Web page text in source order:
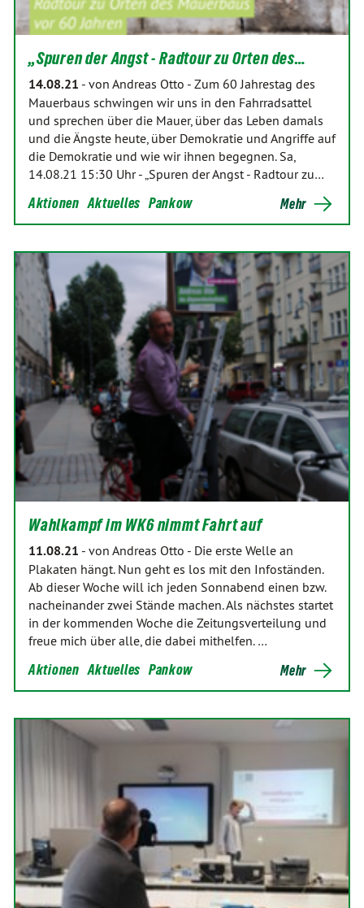
„Spuren der Angst - Radtour zu Orten des…
14.08.21 - von Andreas Otto - Zum 60 Jahrestag des
Mauerbaus schwingen wir uns in den Fahrradsattel
und sprechen über die Mauer, über das Leben damals
und die Ängste heute, über Demokratie und Angriffe auf
die Demokratie und wie wir ihnen begegnen. Sa,
14.08.21 15:30 Uhr - „Spuren der Angst - Radtour zu…
Aktionen Aktuelles Pankow Mehr
Wahlkampf im WK6 nimmt Fahrt auf
11.08.21 - von Andreas Otto - Die erste Welle an
Plakaten hängt. Nun geht es los mit den Infoständen.
Ab dieser Woche will ich jeden Sonnabend einen bzw.
nacheinander zwei Stände machen. Als nächstes startet
in der kommenden Woche die Zeitungsverteilung und
freue mich über alle, die dabei mithelfen. …
Aktionen Aktuelles Pankow Mehr